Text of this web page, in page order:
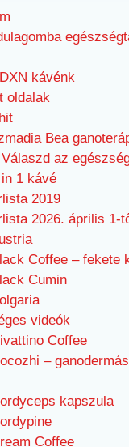
kávénk
oldalak
Bea
Válaszd az
1 kávé
2019
2026. április 1-
Coffee – fekete
Cumin
videók
Coffee
–
kapszula
Coffee